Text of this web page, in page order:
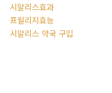
시알리스효과
프릴리지효능
시알리스 약국 구입